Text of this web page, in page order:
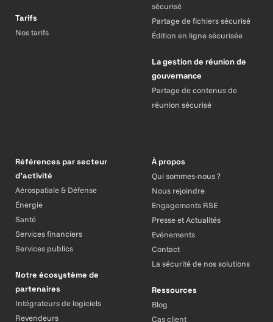
Tarifs
Nos tarifs
sécurisé
Partage de fichiers sécurisé
Édition en ligne sécurisée
La gestion de réunion de
gouvernance
Partage de contenus de
réunion sécurisé
Références par secteur
d’activité
Aérospatiale & Défense
Énergie
Santé
Services financiers
Services publics
Notre écosystème de
partenaires
Intégrateurs de logiciels
Revendeurs
À propos
Qui sommes-nous ?
Nous rejoindre
Engagements RSE
Presse et Actualités
Evénements
Contact
La sécurité de nos solutions
Ressources
Blog
Cas client